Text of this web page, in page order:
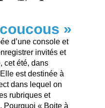
»
d’une console et
invités et
cet été, dans
est destinée à
dans lequel on
rubriques et
Pourquoi « Boite à